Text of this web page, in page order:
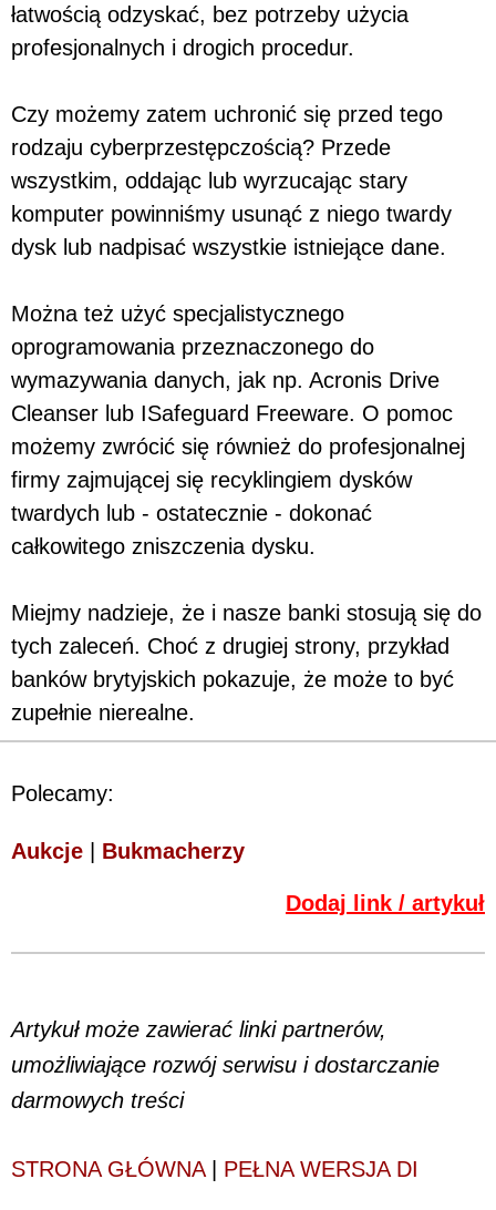
łatwością odzyskać, bez potrzeby użycia
profesjonalnych i drogich procedur.
Czy możemy zatem uchronić się przed tego
rodzaju cyberprzestępczością? Przede
wszystkim, oddając lub wyrzucając stary
komputer powinniśmy usunąć z niego twardy
dysk lub nadpisać wszystkie istniejące dane.
Można też użyć specjalistycznego
oprogramowania przeznaczonego do
wymazywania danych, jak np. Acronis Drive
Cleanser lub ISafeguard Freeware. O pomoc
możemy zwrócić się również do profesjonalnej
firmy zajmującej się recyklingiem dysków
twardych lub - ostatecznie - dokonać
całkowitego zniszczenia dysku.
Miejmy nadzieje, że i nasze banki stosują się do
tych zaleceń. Choć z drugiej strony, przykład
banków brytyjskich pokazuje, że może to być
zupełnie nierealne.
Polecamy:
Aukcje Bukmacherzy
Dodaj link / artykuł
Artykuł może zawierać linki partnerów,
umożliwiające rozwój serwisu i dostarczanie
darmowych treści
STRONA GŁÓWNA| PEŁNA WERSJA DI